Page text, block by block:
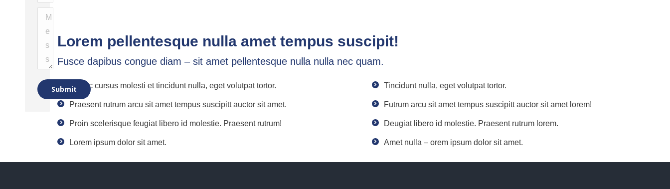
Lorem pellentesque nulla amet tempus suscipit!
Fusce dapibus congue diam – sit amet pellentesque nulla nulla nec quam.
Donec cursus molesti et tincidunt nulla, eget volutpat tortor.
Praesent rutrum arcu sit amet tempus suscipitt auctor sit amet.
Proin scelerisque feugiat libero id molestie. Praesent rutrum!
Lorem ipsum dolor sit amet.
Tincidunt nulla, eget volutpat tortor.
Futrum arcu sit amet tempus suscipitt auctor sit amet lorem!
Deugiat libero id molestie. Praesent rutrum lorem.
Amet nulla – orem ipsum dolor sit amet.
Message
Submit